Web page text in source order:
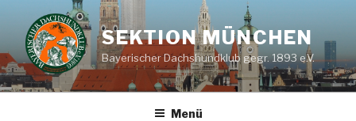
Inhalt
springen
SEKTION MÜNCHEN
Bayerischer Dachshundklub gegr. 1893 e.V.
Menü